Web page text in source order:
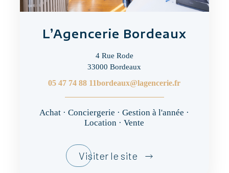
L’Agencerie Bordeaux
4 Rue Rode
33000 Bordeaux
05 47 74 88 11bordeaux@lagencerie.fr
Achat · Conciergerie · Gestion à l'année ·
Location · Vente
Visiter le site